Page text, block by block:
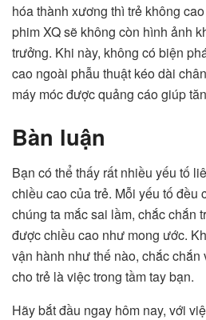
hóa thành xương thì trẻ không
phim XQ sẽ không còn hình ảnh
trưởng. Khi này, không có biện
cao ngoài phẫu thuật kéo dài
máy móc được quảng cáo giúp
Bàn luận
Bạn có thể thấy rất nhiều yếu tố
chiều cao của trẻ. Mỗi yếu tố đều
chúng ta mắc sai lầm, chắc chắn
được chiều cao như mong ước.
vận hành như thế nào, chắc chắn
cho trẻ là việc trong tầm tay bạn.
Hãy bắt đầu ngay hôm nay, với